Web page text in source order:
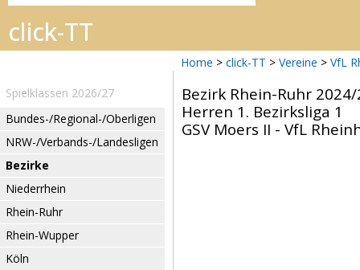
Home > click-TT > Vereine > VfL
Spielklassen 2026/27
Bundes-/Regional-/Oberligen
NRW-/Verbands-/Landesligen
Bezirke
Niederrhein
Rhein-Ruhr
Rhein-Wupper
Köln
Bezirk Rhein-Ruhr
Herren 1. Bezirksliga 1
GSV Moers II - VfL